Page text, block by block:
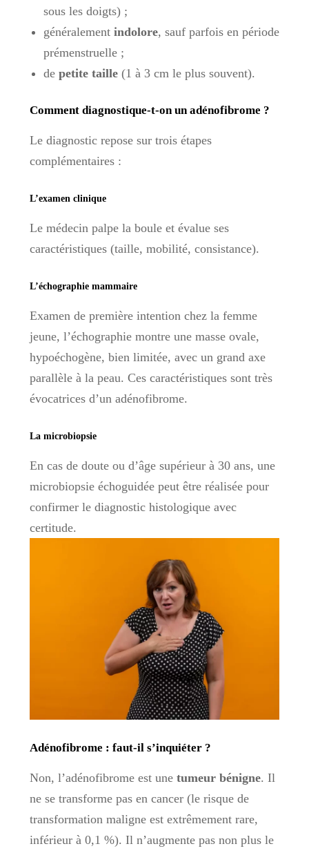
sous les doigts) ;
généralement indolore, sauf parfois en période
prémenstruelle ;
de petite taille(1 à 3 cm le plus souvent).
Comment diagnostique-t-on un adénofibrome ?
Le diagnostic repose sur trois étapes
complémentaires :
L’examen clinique
Le médecin palpe la boule et évalue ses
caractéristiques (taille, mobilité, consistance).
L’échographie mammaire
Examen de première intention chez la femme
jeune, l’échographie montre une masse ovale,
hypoéchogène, bien limitée, avec un grand axe
parallèle à la peau. Ces caractéristiques sont très
évocatrices d’un adénofibrome.
La microbiopsie
En cas de doute ou d’âge supérieur à 30 ans, une
microbiopsie échoguidée peut être réalisée pour
confirmer le diagnostic histologique avec
certitude.
Adénofibrome : faut-il s’inquiéter ?
Non, l’adénofibrome est une tumeur bénigne. Il
ne se transforme pas en cancer (le risque de
transformation maligne est extrêmement rare,
inférieur à 0,1 %). Il n’augmente pas non plus le